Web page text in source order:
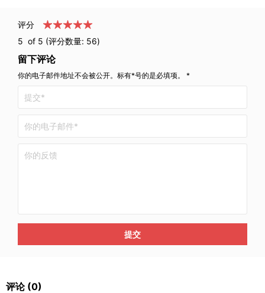
评分
5 of 5 (评分数量: 56)
留下评论
你的电子邮件地址不会被公开。标有*号的是必填项。 *
提交
评论 (0)